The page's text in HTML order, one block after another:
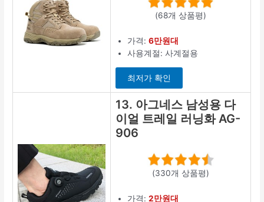
(68개 상품평)
가격:6만원대
사용계절: 사계절용
최저가 확인
13. 아그네스 남성용 다
이얼 트레일 러닝화 AG-
906
(330개 상품평)
가격:2만원대